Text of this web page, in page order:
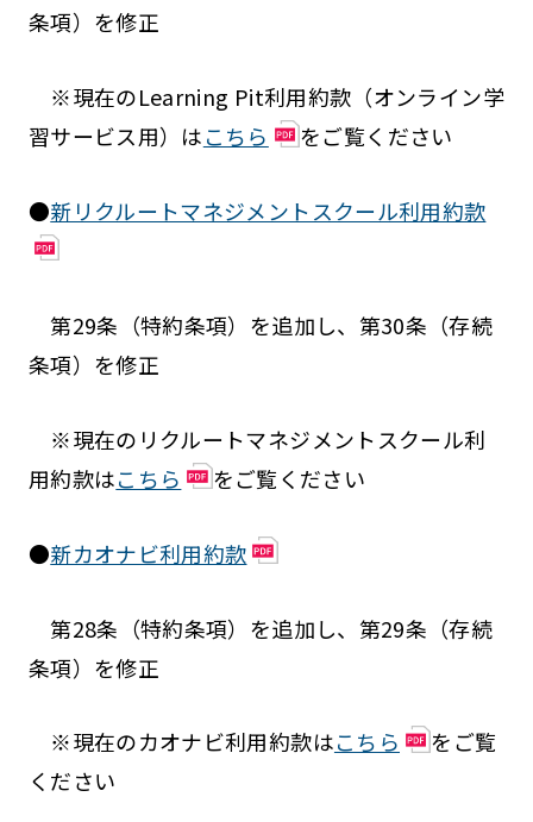
条項）を修正
※現在のLearning Pit利用約款（オンライン学
習サービス用）はこちら をご覧ください
●新リクルートマネジメントスクール利用約款
第29条（特約条項）を追加し、第30条（存続
条項）を修正
※現在のリクルートマネジメントスクール利
用約款はこちら をご覧ください
●新カオナビ利用約款
第28条（特約条項）を追加し、第29条（存続
条項）を修正
※現在のカオナビ利用約款はこちら
をご覧
ください